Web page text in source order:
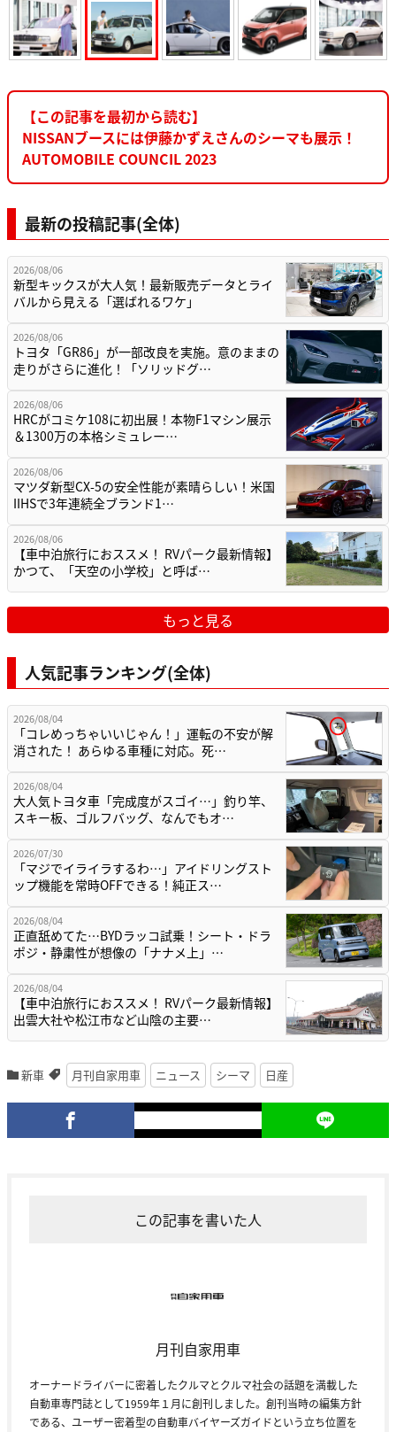
【この記事を最初から読む】
NISSANブースには伊藤かずえさんのシーマも展示！
AUTOMOBILE COUNCIL 2023
最新の投稿記事(全体)
2026/08/06
新型キックスが大人気！最新販売データとライ
バルから見える「選ばれるワケ」
2026/08/06
トヨタ「GR86」が一部改良を実施。意のままの
走りがさらに進化！「ソリッドグ…
2026/08/06
HRCがコミケ108に初出展！本物F1マシン展示
＆1300万の本格シミュレー…
2026/08/06
マツダ新型CX-5の安全性能が素晴らしい！米国
IIHSで3年連続全ブランド1…
2026/08/06
【車中泊旅行におススメ！ RVパーク最新情報】
かつて、「天空の小学校」と呼ば…
もっと見る
人気記事ランキング(全体)
2026/08/04
「コレめっちゃいいじゃん！」運転の不安が解
消された！ あらゆる車種に対応。死…
2026/08/04
大人気トヨタ車「完成度がスゴイ…」釣り竿、
スキー板、ゴルフバッグ、なんでもオ…
2026/07/30
「マジでイライラするわ…」アイドリングスト
ップ機能を常時OFFできる！純正ス…
2026/08/04
正直舐めてた…BYDラッコ試乗！シート・ドラ
ポジ・静粛性が想像の「ナナメ上」…
2026/08/04
【車中泊旅行におススメ！ RVパーク最新情報】
出雲大社や松江市など山陰の主要…
新車 月刊自家用車 ニュース シーマ 日産
この記事を書いた人
月刊自家用車
オーナードライバーに密着したクルマとクルマ社会の話題を満載した
自動車専門誌として1959年１月に創刊しました。創刊当時の編集方針
である、ユーザー密着型の自動車バイヤーズガイドという立ち位置を